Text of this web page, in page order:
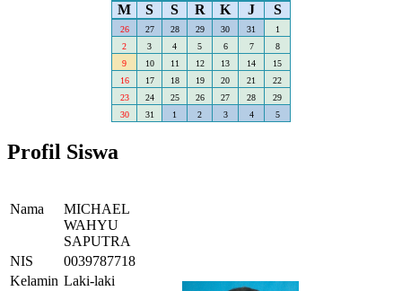
M
S S R K J S
26 27 28 29 30 31
1
2
3 4 5 6 7
8
9
10 11 12 13 14
15
16
17 18 19 20 21
22
23
24 25 26 27 28
29
30
31 1 2 3 4 5
Profil Siswa
Nama
MICHAEL
WAHYU
SAPUTRA
NIS
0039787718
Kelamin Laki-laki